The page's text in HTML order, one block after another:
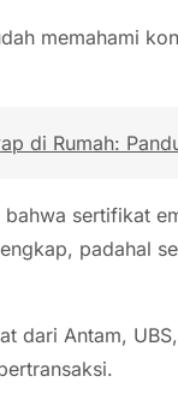
memahami
di Rumah:
sertifikat
padahal
dari Antam,